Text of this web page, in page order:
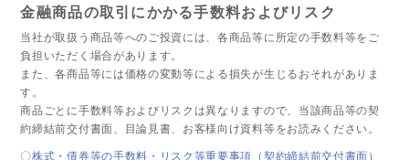
金融商品の取引にかかる手数料およびリスク
当社が取扱う商品等へのご投資には、各商品等に所定の手数料等をご
負担いただく場合があります。
また、各商品等には価格の変動等による損失が生じるおそれがありま
す。
商品ごとに手数料等およびリスクは異なりますので、当該商品等の契
約締結前交付書面、目論見書、お客様向け資料等をお読みください。
〇株式・債券等の手数料・リスク等重要事項（契約締結前交付書面）